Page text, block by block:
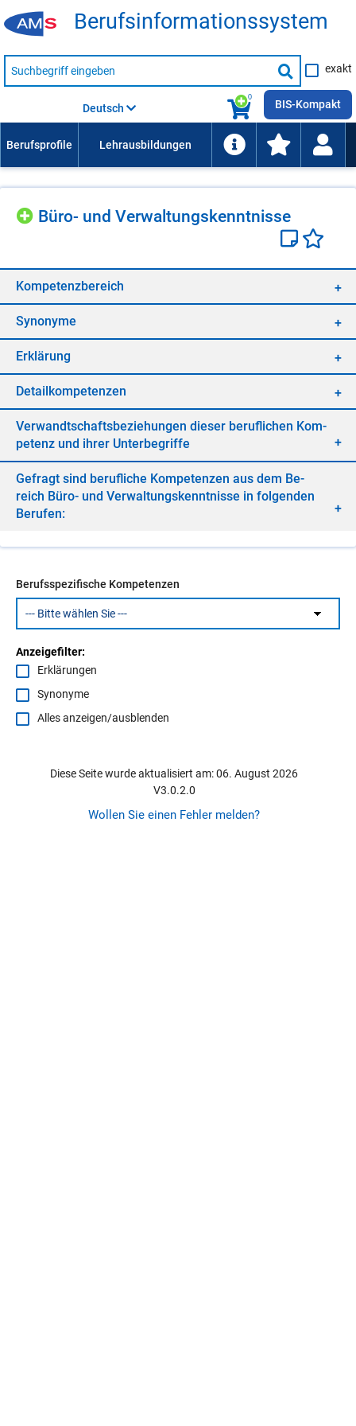
Be­rufs­in­for­ma­ti­ons­sys­tem
Suche
nach
Suche
starten
exakt
0
Deutsch BIS-Kompakt
Büro- und Ver­wal­tungs­kennt­nis­se
Kom­pe­tenz­be­reich
Syn­ony­me
Er­klä­rung
De­tail­kom­pe­ten­zen
Ver­wandt­schafts­be­zie­hun­gen die­ser be­ruf­li­chen Kom­
pe­tenz und ih­rer Un­ter­be­grif­fe
Ge­fragt sind be­ruf­li­che Kom­pe­ten­zen aus dem Be­
reich Büro- und Ver­wal­tungs­kennt­nis­se in fol­gen­den
Be­ru­fen:
Berufsspezifische Kompetenzen
Anzeigefilter:
Erklärungen
Synonyme
Alles anzeigen/ausblenden
Diese Seite wurde aktualisiert am: 06. August 2026
V3.0.2.0
Wollen Sie einen Fehler melden?